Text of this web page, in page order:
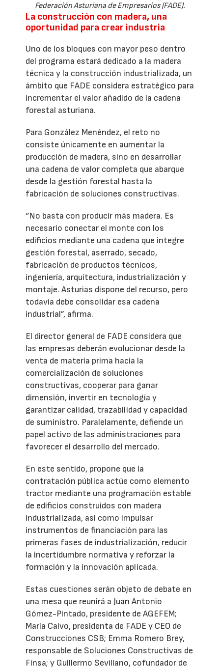
Federación Asturiana de Empresarios (FADE).
La construcción con madera, una
oportunidad para crear industria
Uno de los bloques con mayor peso dentro
del programa estará dedicado a la madera
técnica y la construcción industrializada, un
ámbito que FADE considera estratégico para
incrementar el valor añadido de la cadena
forestal asturiana.
Para González Menéndez, el reto no
consiste únicamente en aumentar la
producción de madera, sino en desarrollar
una cadena de valor completa que abarque
desde la gestión forestal hasta la
fabricación de soluciones constructivas.
“No basta con producir más madera. Es
necesario conectar el monte con los
edificios mediante una cadena que integre
gestión forestal, aserrado, secado,
fabricación de productos técnicos,
ingeniería, arquitectura, industrialización y
montaje. Asturias dispone del recurso, pero
todavía debe consolidar esa cadena
industrial”, afirma.
El director general de FADE considera que
las empresas deberán evolucionar desde la
venta de materia prima hacia la
comercialización de soluciones
constructivas, cooperar para ganar
dimensión, invertir en tecnología y
garantizar calidad, trazabilidad y capacidad
de suministro. Paralelamente, defiende un
papel activo de las administraciones para
favorecer el desarrollo del mercado.
En este sentido, propone que la
contratación pública actúe como elemento
tractor mediante una programación estable
de edificios construidos con madera
industrializada, así como impulsar
instrumentos de financiación para las
primeras fases de industrialización, reducir
la incertidumbre normativa y reforzar la
formación y la innovación aplicada.
Estas cuestiones serán objeto de debate en
una mesa que reunirá a Juan Antonio
Gómez-Pintado, presidente de AGEFEM;
María Calvo, presidenta de FADE y CEO de
Construcciones CSB; Emma Romero Brey,
responsable de Soluciones Constructivas de
Finsa; y Guillermo Sevillano, cofundador de